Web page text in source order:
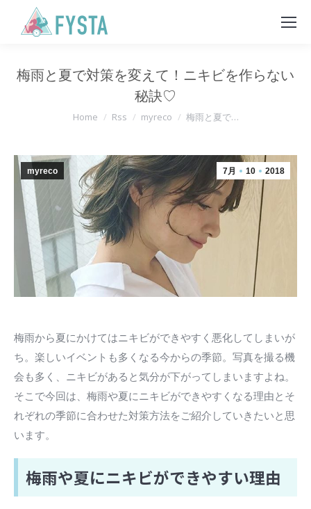
梅雨と夏で対策を変えて！ニキビを作らない
秘訣♡
You are here:
Home Rss myreco 梅雨と夏で…
7月 10 2018
myreco
梅雨から夏にかけてはニキビができやすく悪化してしまいが
ち。楽しいイベントも多くなる今からの季節。写真を撮る機
会も多く、ニキビがあると気分が下がってしまいますよね。
そこで今回は、梅雨や夏にニキビができやすくなる理由とそ
れぞれの季節に合わせた対策方法をご紹介していきたいと思
います。
梅雨や夏にニキビができやすい理由